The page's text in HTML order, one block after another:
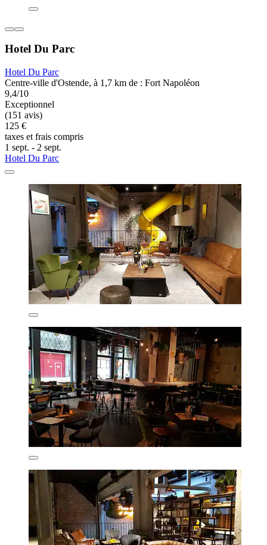
Hotel Du Parc
Hotel Du Parc
Centre-ville d'Ostende, à 1,7 km de : Fort Napoléon
9,4/10
Exceptionnel
(151 avis)
125 €
taxes et frais compris
1 sept. - 2 sept.
Hotel Du Parc